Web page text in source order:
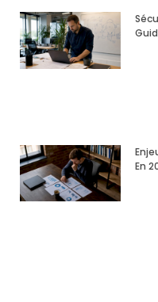
En